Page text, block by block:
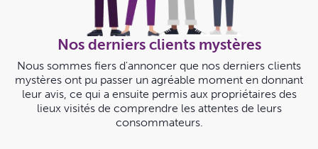
Nos derniers clients mystères
Nous sommes fiers d'annoncer que nos derniers clients
mystères ont pu passer un agréable moment en donnant
leur avis, ce qui a ensuite permis aux propriétaires des
lieux visités de comprendre les attentes de leurs
consommateurs.